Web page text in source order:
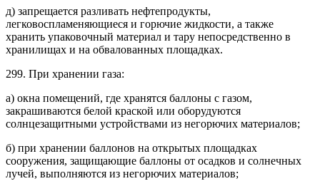
д) запрещается разливать нефтепродукты,
легковоспламеняющиеся и горючие жидкости, а также
хранить упаковочный материал и тару непосредственно в
хранилищах и на обвалованных площадках.
299. При хранении газа:
а) окна помещений, где хранятся баллоны с газом,
закрашиваются белой краской или оборудуются
солнцезащитными устройствами из негорючих материалов;
б) при хранении баллонов на открытых площадках
сооружения, защищающие баллоны от осадков и солнечных
лучей, выполняются из негорючих материалов;